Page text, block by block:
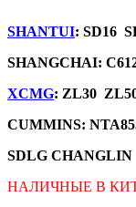
SHANTUI: SD16
SHANGCHAI:
XCMG: ZL30
CUMMINS:
SDLG
НАЛИЧНЫЕ В